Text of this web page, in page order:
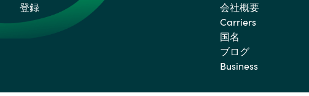
登録
会社概要
Carriers
国名
ブログ
Business